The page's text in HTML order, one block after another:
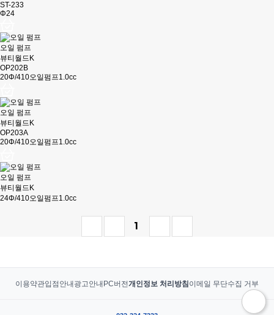
ST-233
Φ24
오일 펌프
뷰티월드K
OP202B
20Φ/410오일펌프1.0cc
오일 펌프
뷰티월드K
OP203A
20Φ/410오일펌프1.0cc
오일 펌프
뷰티월드K
24Φ/410오일펌프1.0cc
1
이용약관입점안내 광고안내 PC버전개인정보 처리방침 이메일 무단수집 거부